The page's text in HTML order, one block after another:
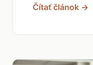
Čítať článok →